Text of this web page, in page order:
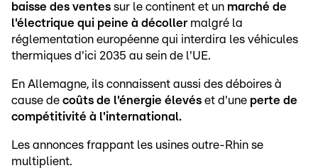
baisse des ventes sur le continent et un marché de
l'électrique qui peine à décoller malgré la
réglementation européenne qui interdira les véhicules
thermiques d'ici 2035 au sein de l'UE.
En Allemagne, ils connaissent aussi des déboires à
cause de coûts de l'énergie élevés et d'une perte de
compétitivité à l'international.
Les annonces frappant les usines outre-Rhin se
multiplient.